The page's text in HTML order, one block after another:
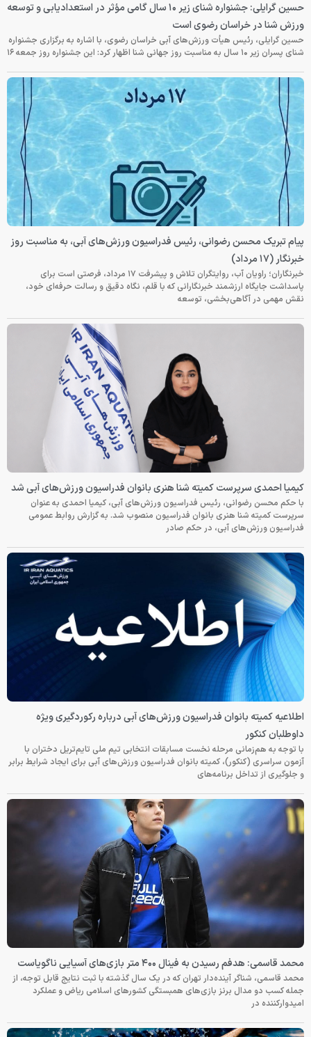
حسین گرایلی: جشنواره شنای زیر ۱۰ سال گامی مؤثر در استعدادیابی و توسعه
ورزش شنا در خراسان رضوی است
حسین گرایلی، رئیس هیأت ورزش‌های آبی خراسان رضوی، با اشاره به برگزاری جشنواره
شنای پسران زیر ۱۰ سال به مناسبت روز جهانی شنا اظهار کرد: این جشنواره روز جمعه‌ ۱۶
پیام تبریک محسن رضوانی، رئیس فدراسیون ورزش‌های آبی، به مناسبت روز
خبرنگار (۱۷ مرداد)
خبرنگاران؛ راویان آب، روایتگران تلاش و پیشرفت ۱۷ مرداد، فرصتی است برای
پاسداشت جایگاه ارزشمند خبرنگارانی که با قلم، نگاه دقیق و رسالت حرفه‌ای خود،
نقش مهمی در آگاهی‌بخشی، توسعه
کیمیا احمدی سرپرست کمیته شنا هنری بانوان فدراسیون ورزش‌های آبی شد
با حکم محسن رضوانی، رئیس فدراسیون ورزش‌های آبی، کیمیا احمدی به عنوان
سرپرست کمیته شنا هنری بانوان فدراسیون منصوب شد. به گزارش روابط عمومی
فدراسیون ورزش‌های آبی، در حکم صادر
اطلاعیه کمیته بانوان فدراسیون ورزش‌های آبی درباره رکوردگیری ویژه
داوطلبان کنکور
با توجه به هم‌زمانی مرحله نخست مسابقات انتخابی تیم ملی تایم‌تریل دختران با
آزمون سراسری (کنکور)، کمیته بانوان فدراسیون ورزش‌های آبی برای ایجاد شرایط برابر
و جلوگیری از تداخل برنامه‌های
محمد قاسمی: هدفم رسیدن به فینال ۴۰۰ متر بازی‌های آسیایی ناگویاست
محمد قاسمی، شناگر آینده‌دار تهران که در یک سال گذشته با ثبت نتایج قابل توجه، از
جمله کسب دو مدال برنز بازی‌های همبستگی کشورهای اسلامی ریاض و عملکرد
امیدوارکننده در